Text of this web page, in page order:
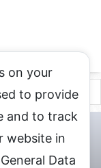
問合せ
DXLIVE 退
on your
to provide
and to track
website in
Data